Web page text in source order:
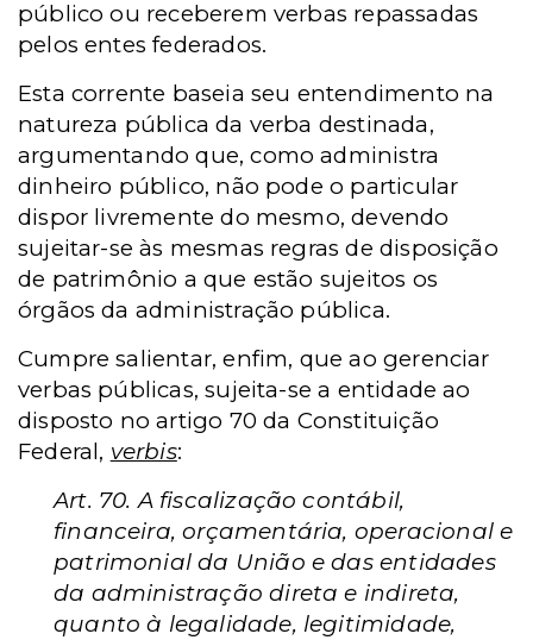
público ou receberem verbas repassadas
pelos entes federados.
Esta corrente baseia seu entendimento na
natureza pública da verba destinada,
argumentando que, como administra
dinheiro público, não pode o particular
dispor livremente do mesmo, devendo
sujeitar-se às mesmas regras de disposição
de patrimônio a que estão sujeitos os
órgãos da administração pública.
Cumpre salientar, enfim, que ao gerenciar
verbas públicas, sujeita-se a entidade ao
disposto no artigo 70 da Constituição
Federal, verbis:
Art. 70. A fiscalização contábil,
financeira, orçamentária, operacional e
patrimonial da União e das entidades
da administração direta e indireta,
quanto à legalidade, legitimidade,